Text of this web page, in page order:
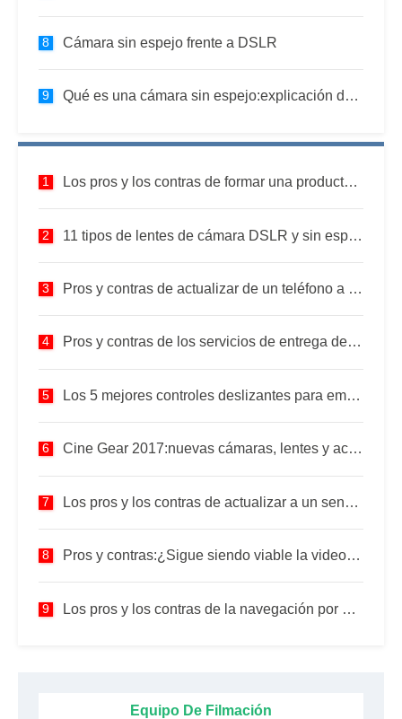
Cámara sin espejo frente a DSLR
Qué es una cámara sin espejo:explicación de la tecnología clave
Los pros y los contras de formar una productora
11 tipos de lentes de cámara DSLR y sin espejo para adaptarse a su estilo de fotografía personal
Pros y contras de actualizar de un teléfono a una cámara real
Pros y contras de los servicios de entrega de drones autónomos
Los 5 mejores controles deslizantes para emparejar con cámaras de video sin espejo
Cine Gear 2017:nuevas cámaras, lentes y accesorios
Los pros y los contras de actualizar a un sensor de fotograma completo
Pros y contras:¿Sigue siendo viable la videografía con drones?
Los pros y los contras de la navegación por satélite
Equipo De Filmación